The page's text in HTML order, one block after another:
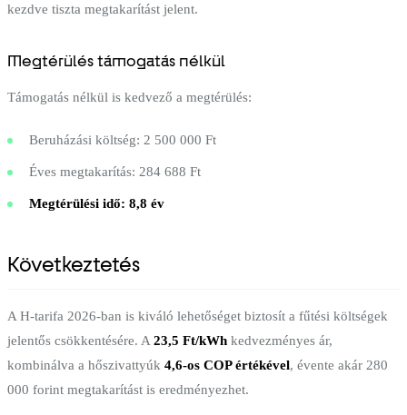
kezdve tiszta megtakarítást jelent.
Megtérülés támogatás nélkül
Támogatás nélkül is kedvező a megtérülés:
Beruházási költség: 2 500 000 Ft
Éves megtakarítás: 284 688 Ft
Megtérülési idő: 8,8 év
Következtetés
A H-tarifa 2026-ban is kiváló lehetőséget biztosít a fűtési költségek
jelentős csökkentésére. A 23,5 Ft/kWh kedvezményes ár,
kombinálva a hőszivattyúk 4,6-os COP értékével, évente akár 280
000 forint megtakarítást is eredményezhet.